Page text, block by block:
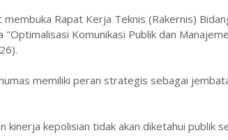
Rapat Kerja Teknis (Rakernis)
Komunikasi Publik dan
memiliki peran strategis sebagai
kinerja kepolisian tidak akan diketahui publik